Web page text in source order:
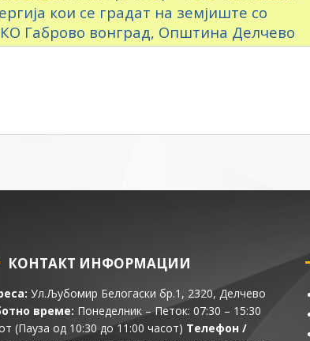
кои се градат на земјиште со
Габрово вонград, Општина Делчево
КОНТАКТ ИНФОРМАЦИИ
Ул.Љубомир Белогаски бр.1, 2320, Делчево
време: Понеделник – Петок: 07:30 – 15:30
(Пауза од 10:30 до 11:00 часот) Телефон /